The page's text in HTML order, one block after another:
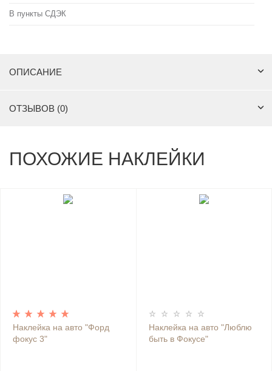
В пункты СДЭК
ОПИСАНИЕ
ОТЗЫВОВ (0)
ПОХОЖИЕ НАКЛЕЙКИ
Наклейка на авто "Форд
фокус 3"
Наклейка на авто "Люблю
быть в Фокусе"